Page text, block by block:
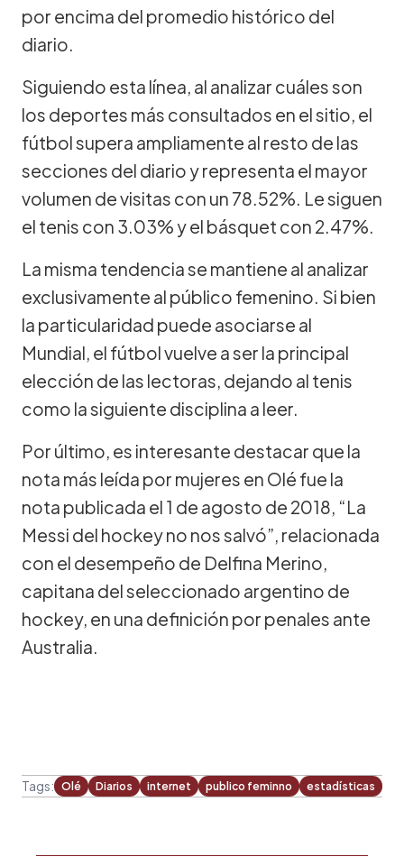
por encima del promedio histórico del
diario.
Siguiendo esta línea, al analizar cuáles son
los deportes más consultados en el sitio, el
fútbol supera ampliamente al resto de las
secciones del diario y representa el mayor
volumen de visitas con un 78.52%. Le siguen
el tenis con 3.03% y el básquet con 2.47%.
La misma tendencia se mantiene al analizar
exclusivamente al público femenino. Si bien
la particularidad puede asociarse al
Mundial, el fútbol vuelve a ser la principal
elección de las lectoras, dejando al tenis
como la siguiente disciplina a leer.
Por último, es interesante destacar que la
nota más leída por mujeres en Olé fue la
nota publicada el 1 de agosto de 2018, “La
Messi del hockey no nos salvó”, relacionada
con el desempeño de Delfina Merino,
capitana del seleccionado argentino de
hockey, en una definición por penales ante
Australia.
Tags: Olé Diarios internet publico feminno estadísticas